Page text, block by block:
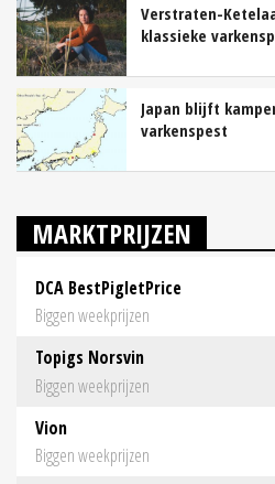
Verstraten-
klassieke
Japan blijft
varkenspest
MARKTPRIJZEN
DCA BestPigletPrice
Biggen weekprijzen
Topigs Norsvin
Biggen weekprijzen
Vion
Biggen weekprijzen